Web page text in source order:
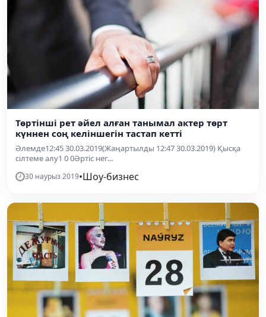
Төртінші рет әйел алған танымал актер төрт
күннен соң келіншегін тастап кетті
Әлемде12:45 30.03.2019(Жаңартылды 12:47 30.03.2019) Қысқа
сілтеме алу1 0 0Әртіс нег...
30 наурыз 2019•Шоу-бизнес